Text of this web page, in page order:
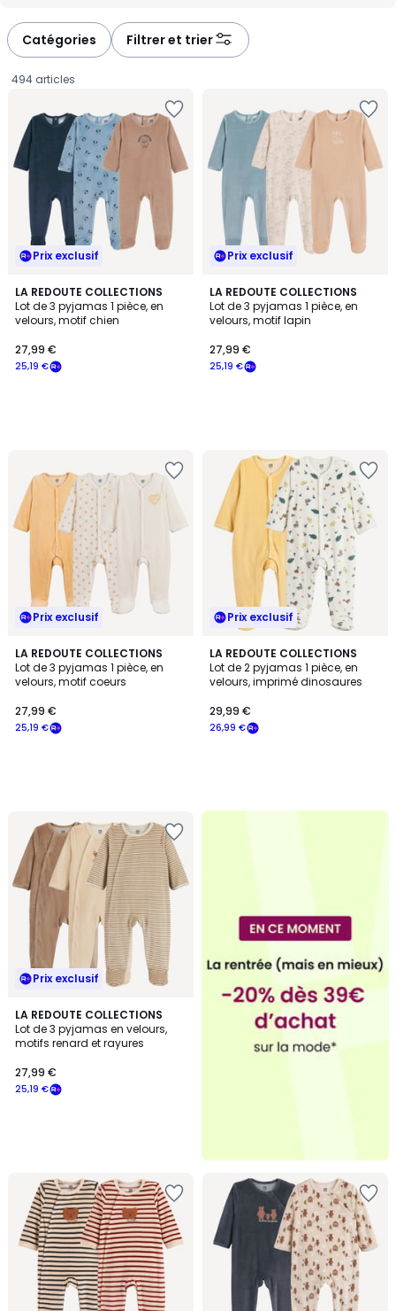
Catégories Filtrer et trier
494 articles
Prix exclusif
LA REDOUTE COLLECTIONS
Lot de 3 pyjamas 1 pièce, en
velours, motif chien
€
souscrivez
la
place
25,19
25,19 €
27,99 €
Prix exclusif
LA REDOUTE COLLECTIONS
Lot de 3 pyjamas 1 pièce, en
velours, motif lapin
25,19 €
27,99 €
Prix exclusif
LA REDOUTE COLLECTIONS
Lot de 3 pyjamas 1 pièce, en
velours, motif coeurs
25,19 €
27,99 €
Prix exclusif
LA REDOUTE COLLECTIONS
Lot de 2 pyjamas 1 pièce, en
velours, imprimé dinosaures
26,99 €
29,99 €
Prix exclusif
LA REDOUTE COLLECTIONS
Lot de 3 pyjamas en velours,
motifs renard et rayures
25,19 €
27,99 €